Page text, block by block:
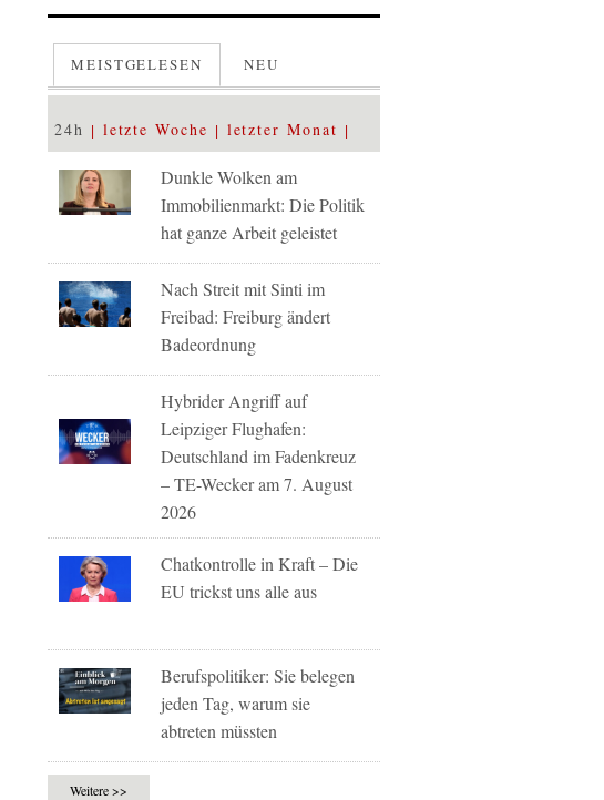
MEISTGELESEN NEU
24h letzte Woche letzter Monat
Dunkle Wolken am
Immobilienmarkt: Die Politik
hat ganze Arbeit geleistet
Nach Streit mit Sinti im
Freibad: Freiburg ändert
Badeordnung
Hybrider Angriff auf
Leipziger Flughafen:
Deutschland im Fadenkreuz
– TE-Wecker am 7. August
2026
Chatkontrolle in Kraft – Die
EU trickst uns alle aus
Berufspolitiker: Sie belegen
jeden Tag, warum sie
abtreten müssten
Weitere >>